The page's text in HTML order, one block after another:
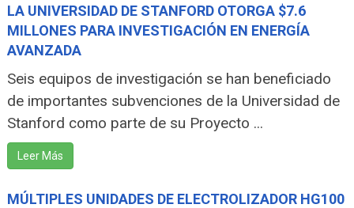
LA UNIVERSIDAD DE STANFORD OTORGA $7.6
MILLONES PARA INVESTIGACIÓN EN ENERGÍA
AVANZADA
Seis equipos de investigación se han beneficiado
de importantes subvenciones de la Universidad de
Stanford como parte de su Proyecto ...
Leer Más
MÚLTIPLES UNIDADES DE ELECTROLIZADOR HG100